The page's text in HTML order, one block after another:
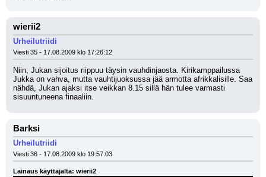
wierii2
Urheilutriidi
Viesti 35 - 17.08.2009 klo 17:26:12
Niin, Jukan sijoitus riippuu täysin vauhdinjaosta. Kirikamppailussa
Jukka on vahva, mutta vauhtijuoksussa jää armotta afrikkalisille. Saa
nähdä, Jukan ajaksi itse veikkan 8.15 sillä hän tulee varmasti
sisuuntuneena finaaliin.
Barksi
Urheilutriidi
Viesti 36 - 17.08.2009 klo 19:57:03
Lainaus käyttäjältä: wierii2